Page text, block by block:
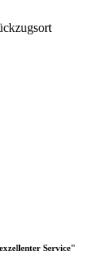
Service"